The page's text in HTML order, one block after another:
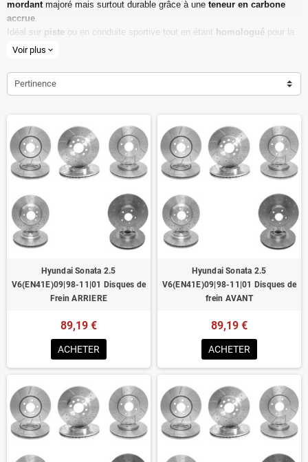
mordant majoré mais surtout durable grâce à une teneur en carbone
accrue.
Idéal sur piste ou en conduite sportive tout en étant homologué pour la
route ouverte.
Dimensions d'origine respectées
Installation en lieu et place.
Homologué pour le contrôle technique
Voir plus expand_more
Pertinence
Hyundai Sonata 2.5
V6(EN41E)09|98-11|01 Disques de
Frein ARRIERE
89,19 €
ACHETER
Hyundai Sonata 2.5
V6(EN41E)09|98-11|01 Disques de
frein AVANT
89,19 €
ACHETER